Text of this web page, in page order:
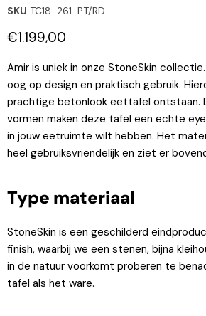
SKU TC18-261-PT/RD
Huidige prijs
€1.199,00
Amir is uniek in onze StoneSkin
oog op design en praktisch gebruik.
prachtige betonlook eettafel ontstaan.
vormen maken deze tafel een echte
in jouw eetruimte wilt hebben. Het
heel gebruiksvriendelijk en ziet er
Type materiaal
StoneSkin is een geschilderd
finish, waarbij we een stenen, bijna
in de natuur voorkomt proberen te
tafel als het ware.